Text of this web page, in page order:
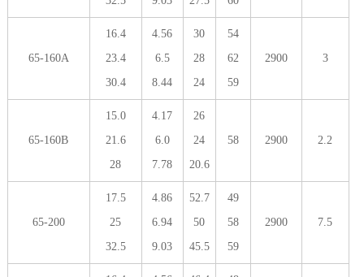
65-160A
16.4
23.4
30.4
4.56
6.5
8.44
30
28
24
54
62
59
2900 3
65-160B
15.0
21.6
28
4.17
6.0
7.78
26
24
20.6
58 2900 2.2
65-200
17.5
25
32.5
4.86
6.94
9.03
52.7
50
45.5
49
58
59
2900 7.5